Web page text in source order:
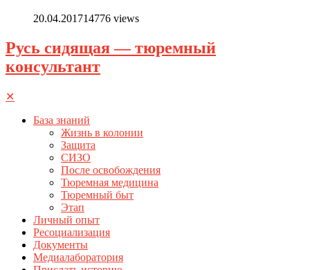
20.04.201714776 views
Русь сидящая — тюремный
консультант
✕
База знаний
Жизнь в колонии
Защита
СИЗО
После освобождения
Тюремная медицина
Тюремный быт
Этап
Личный опыт
Ресоциализация
Документы
Медиалаборатория